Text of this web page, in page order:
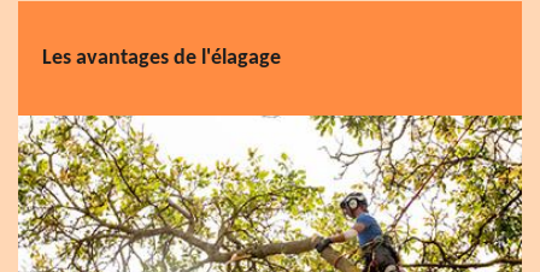
Les avantages de l'élagage